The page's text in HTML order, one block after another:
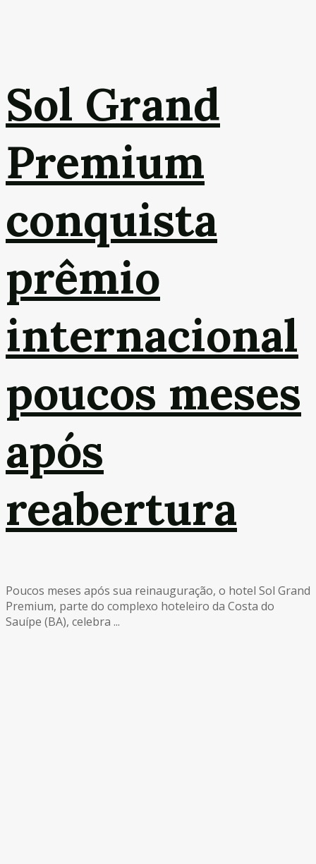
Sol Grand
Premium
conquista
prêmio
internacional
poucos meses
após
reabertura
Poucos meses após sua reinauguração, o hotel Sol Grand
Premium, parte do complexo hoteleiro da Costa do
Sauípe (BA), celebra ...